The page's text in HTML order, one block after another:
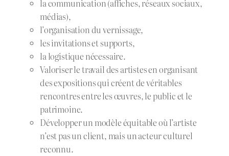
la communication (affiches, réseaux sociaux,
médias),
l’organisation du vernissage,
les invitations et supports,
la logistique nécessaire.
Valoriser le travail des artistes en organisant
des expositions qui créent de véritables
rencontres entre les œuvres, le public et le
patrimoine.
Développer un modèle équitable où l’artiste
n’est pas un client, mais un acteur culturel
reconnu.